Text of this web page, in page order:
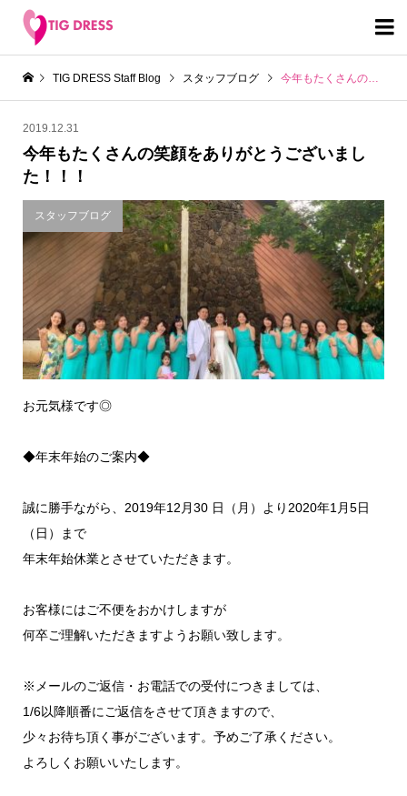

TIG DRESS Staff Blog スタッフブログ 今年もたくさんの笑顔をありがとうございました！！！
2019.12.31
今年もたくさんの笑顔をありがとうございまし
た！！！
スタッフブログ
お元気様です◎
◆年末年始のご案内◆
誠に勝手ながら、2019年12月30 日（月）より2020年1月5日
（日）まで
年末年始休業とさせていただきます。
お客様にはご不便をおかけしますが
何卒ご理解いただきますようお願い致します。
※メールのご返信・お電話での受付につきましては、
1/6以降順番にご返信をさせて頂きますので、
少々お待ち頂く事がございます。予めご了承ください。
よろしくお願いいたします。